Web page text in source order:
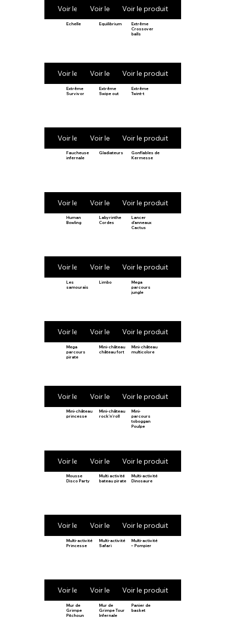
Voir le produitVoir le produitVoir le produit
Echelle
Voir le produit
Equilibrium
Voir le produit
Extrême
Crossover
balls
Voir le produit
Extrême
Survivor
Voir le produit
Extrême
Swipe out
Voir le produit
Extrême
Twint-t
Voir le produit
Faucheuse
infernale
Voir le produit
Gladiateurs
Voir le produit
Gonflables de
Kermesse
Voir le produit
Human
Bowling
Voir le produit
Labyrinthe
Cordes
Voir le produit
Lancer
d’anneaux
Cactus
Voir le produit
Les
samouraïs
Voir le produit
Limbo
Voir le produit
Mega
parcours
jungle
Voir le produit
Mega
parcours
pirate
Voir le produit
Mini-château
château fort
Voir le produit
Mini-château
multicolore
Voir le produit
Mini-château
princesse
Voir le produit
Mini-château
rock’n’roll
Voir le produit
Mini-
parcours
toboggan
Poulpe
Voir le produit
Mousse
Disco Party
Voir le produit
Multi activité
bateau pirate
Voir le produit
Multi-activité
Dinosaure
Voir le produit
Multi-activité
Princesse
Voir le produit
Multi-activité
Safari
Voir le produit
Multi-activité
– Pompier
Voir le produit
Mur de
Grimpe
Pitchoun
Mur de
Grimpe Tour
Infernale
Panier de
basket